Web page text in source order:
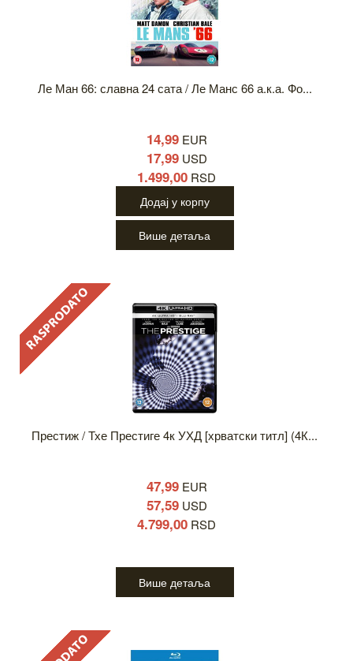
Ле Ман 66: славна 24 сата / Ле Манс 66 а.к.а. Фо...
14,99EUR
17,99USD
1.499,00 RSD
Додај у корпу
Више детаља
Престиж / Тхе Престиге 4к УХД [хрватски титл] (4К...
47,99EUR
57,59USD
4.799,00 RSD
Више детаља